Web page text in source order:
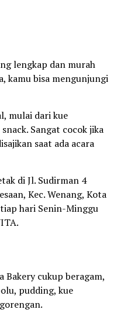
lengkap dan murah
kamu bisa mengunjungi
mulai dari kue
Sangat cocok jika
saat ada acara
di Jl. Sudirman 4
Kec. Wenang, Kota
hari Senin-Minggu
Bakery cukup beragam,
pudding, kue